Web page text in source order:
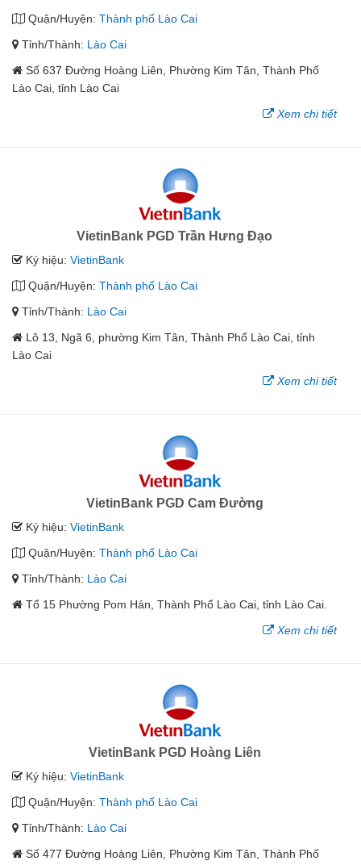
Quận/Huyện: Thành phố Lào Cai
Tỉnh/Thành: Lào Cai
Số 637 Đường Hoàng Liên, Phường Kim Tân, Thành Phố
Lào Cai, tỉnh Lào Cai
Xem chi tiết
VietinBank PGD Trần Hưng Đạo
Ký hiệu: VietinBank
Quận/Huyện: Thành phố Lào Cai
Tỉnh/Thành: Lào Cai
Lô 13, Ngã 6, phường Kim Tân, Thành Phố Lào Cai, tỉnh
Lào Cai
Xem chi tiết
VietinBank PGD Cam Đường
Ký hiệu: VietinBank
Quận/Huyện: Thành phố Lào Cai
Tỉnh/Thành: Lào Cai
Tổ 15 Phường Pom Hán, Thành Phố Lào Cai, tỉnh Lào Cai.
Xem chi tiết
VietinBank PGD Hoàng Liên
Ký hiệu: VietinBank
Quận/Huyện: Thành phố Lào Cai
Tỉnh/Thành: Lào Cai
Số 477 Đường Hoàng Liên, Phường Kim Tân, Thành Phố